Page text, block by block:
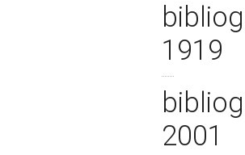
1919
2001